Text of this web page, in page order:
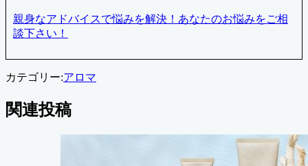
親身なアドバイスで悩みを解決！あなたのお悩みをご相
談下さい！
カテゴリー:アロマ
関連投稿